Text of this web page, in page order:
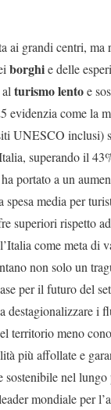
ai grandi centri, ma
borghie delle
turismo lentoe
evidenzia come la
UNESCO inclusi)
superando il
portato a un
media per
superiori rispetto
come meta di
non solo un
per il futuro del
destagionalizzare i
territorio meno
più affollate e
sostenibile nel
mondiale per